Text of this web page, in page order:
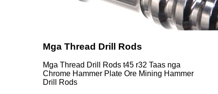
Mga Thread Drill Rods
Mga Thread Drill Rods t45 r32 Taas nga
Chrome Hammer Plate Ore Mining Hammer
Drill Rods